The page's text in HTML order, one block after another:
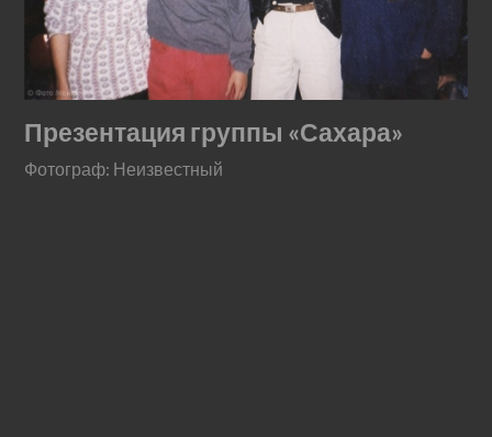
Презентация группы «Сахара»
Фотограф: Неизвестный